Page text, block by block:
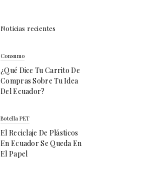
Noticias recientes
Consumo
¿Qué Dice Tu Carrito De
Compras Sobre Tu Idea
Del Ecuador?
Botella PET
El Reciclaje De Plásticos
En Ecuador Se Queda En
El Papel